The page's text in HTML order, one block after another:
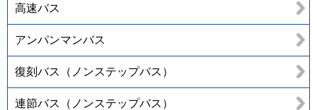
高速バス
アンパンマンバス
復刻バス（ノンステップバス）
連節バス（ノンステップバス）